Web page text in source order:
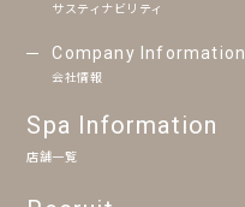
サスティナビリティ
Company Information
会社情報
Spa Information
店舗一覧